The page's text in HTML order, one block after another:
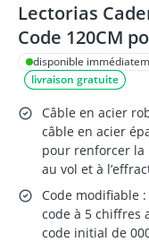
Lectorias
Code 120CM
et Scooter
disponible
livraison gratuite
Câble en acier
câble en acier
pour renforcer la
au vol et à
Code modifiable
code à 5 chiffres
code initial de